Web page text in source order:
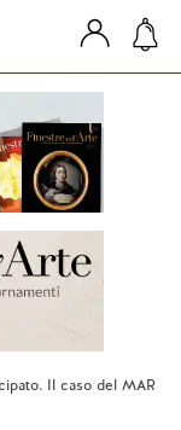
Il caso del MAR